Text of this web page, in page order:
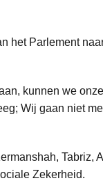
het Parlement
kunnen we
Wij gaan niet
Tabriz,
Zekerheid.